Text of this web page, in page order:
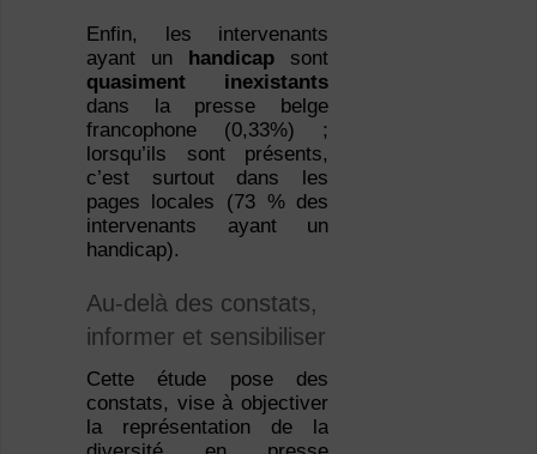
Enfin, les intervenants
ayant un
handicap sont
quasiment inexistants
dans la presse belge
francophone (0,33%) ;
lorsqu’ils sont présents,
c’est surtout dans les
pages locales (73 % des
intervenants ayant un
handicap).
Au-delà des constats,
informer et sensibiliser
Cette étude pose des
constats, vise à objectiver
la représentation de la